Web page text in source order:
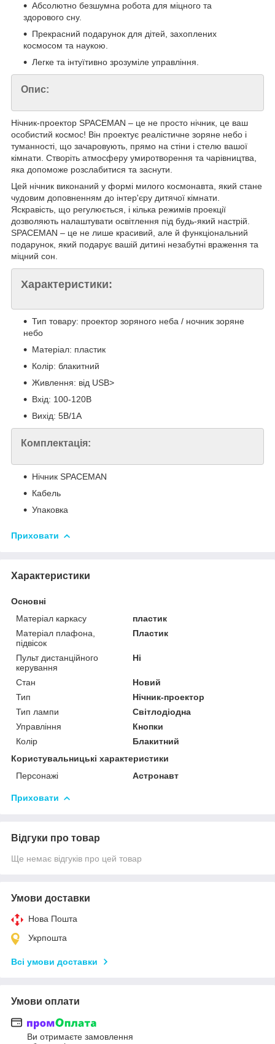
Абсолютно безшумна робота для міцного та
здорового сну.
Прекрасний подарунок для дітей, захоплених
космосом та наукою.
Легке та інтуїтивно зрозуміле управління.
Опис:
Нічник-проектор SPACEMAN – це не просто нічник, це ваш
особистий космос! Він проектує реалістичне зоряне небо і
туманності, що зачаровують, прямо на стіни і стелю вашої
кімнати. Створіть атмосферу умиротворення та чарівництва,
яка допоможе розслабитися та заснути.
Цей нічник виконаний у формі милого космонавта, який стане
чудовим доповненням до інтер'єру дитячої кімнати.
Яскравість, що регулюється, і кілька режимів проекції
дозволяють налаштувати освітлення під будь-який настрій.
SPACEMAN – це не лише красивий, але й функціональний
подарунок, який подарує вашій дитині незабутні враження та
міцний сон.
Характеристики:
Тип товару: проектор зоряного неба / ночник зоряне
небо
Матеріал: пластик
Колір: блакитний
Живлення: від USB>
Вхід: 100-120В
Вихід: 5В/1А
Комплектація:
Нічник SPACEMAN
Кабель
Упаковка
Приховати
Характеристики
Основні
Матеріал каркасу
пластик
Матеріал плафона,
підвісок
Пластик
Пульт дистанційного
керування
Ні
Стан
Новий
Тип
Нічник-проектор
Тип лампи
Світлодіодна
Управління
Кнопки
Колір
Блакитний
Користувальницькі характеристики
Персонажі
Астронавт
Приховати
Відгуки про товар
Ще немає відгуків про цей товар
Умови доставки
Нова Пошта
Укрпошта
Всі умови доставки
Умови оплати
Ви отримаєте замовлення